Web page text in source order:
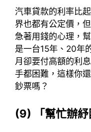
汽車貸款的利率比
界也都有公定價，
急著用錢的心理，
是一台15年、20年
月卻要付高額的利
手都困難，這樣你
鈔票嗎？
(9) 「幫忙辦紓